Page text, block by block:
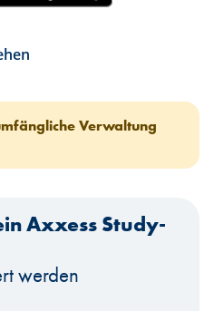
Verwaltung
Axxess Study-
werden